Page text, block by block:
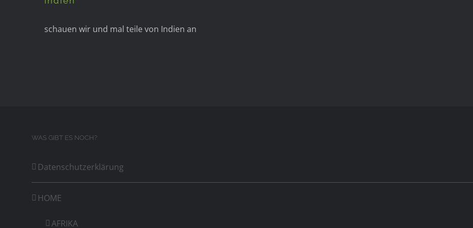
schauen wir und mal teile von Indien an
WAS GIBT ES NOCH?
Datenschutzerklärung
HOME
AFRIKA